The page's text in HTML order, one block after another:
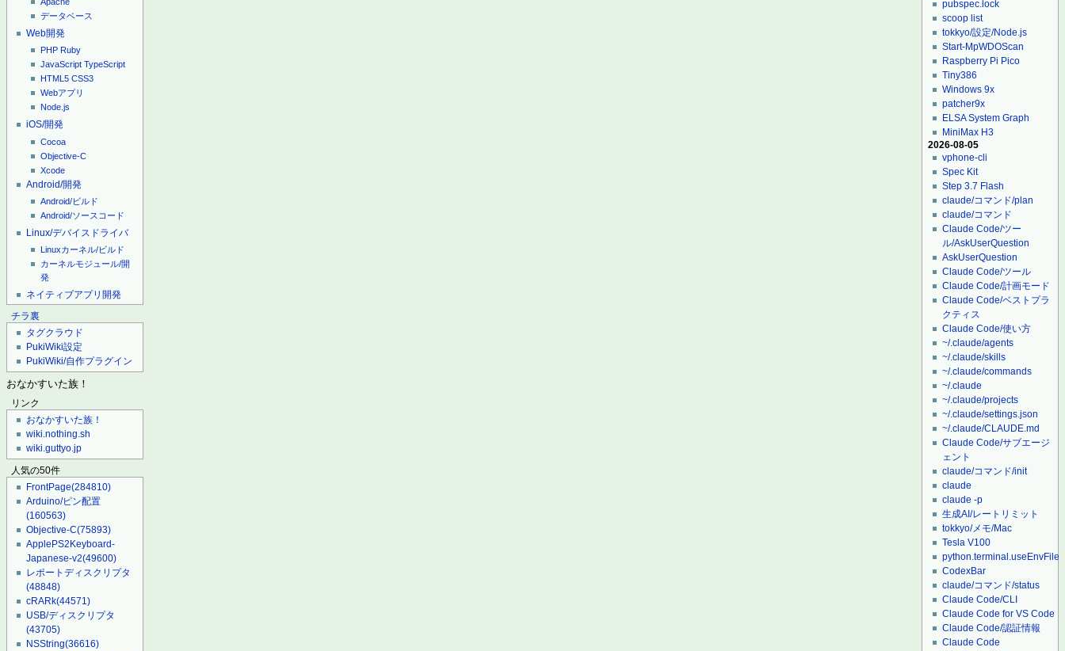
Apache
データベース
Web開発
PHP Ruby
JavaScript TypeScript
HTML5 CSS3
Webアプリ
Node.js
iOS/開発
Cocoa
Objective-C
Xcode
Android/開発
Android/ビルド
Android/ソースコード
Linux/デバイスドライバ
Linuxカーネル/ビルド
カーネルモジュール/開
発
ネイティブアプリ開発
チラ裏
タグクラウド
PukiWiki設定
PukiWiki/自作プラグイン
おなかすいた族！
リンク
おなかすいた族！
wiki.nothing.sh
wiki.guttyo.jp
人気の50件
FrontPage(284810)
Arduino/ピン配置
(160563)
Objective-C(75893)
ApplePS2Keyboard-
Japanese-v2(49600)
レポートディスクリプタ
(48848)
cRARk(44571)
USB/ディスクリプタ
(43705)
NSString(36616)
pubspec.lock
scoop list
tokkyo/設定/Node.js
Start-MpWDOScan
Raspberry Pi Pico
Tiny386
Windows 9x
patcher9x
ELSA System Graph
MiniMax H3
2026-08-05
vphone-cli
Spec Kit
Step 3.7 Flash
claude/コマンド/plan
claude/コマンド
Claude Code/ツー
ル/AskUserQuestion
AskUserQuestion
Claude Code/ツール
Claude Code/計画モード
Claude Code/ベストプラ
クティス
Claude Code/使い方
~/.claude/agents
~/.claude/skills
~/.claude/commands
~/.claude
~/.claude/projects
~/.claude/settings.json
~/.claude/CLAUDE.md
Claude Code/サブエージ
ェント
claude/コマンド/init
claude
claude -p
生成AI/レートリミット
tokkyo/メモ/Mac
Tesla V100
python.terminal.useEnvFile
CodexBar
claude/コマンド/status
Claude Code/CLI
Claude Code for VS Code
Claude Code/認証情報
Claude Code